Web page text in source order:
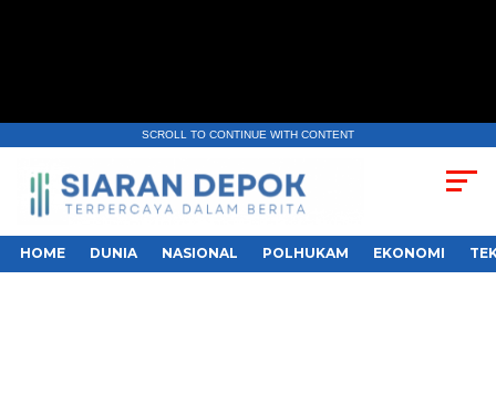
SCROLL TO CONTINUE WITH CONTENT
HOME DUNIA NASIONAL POLHUKAM EKONOMI